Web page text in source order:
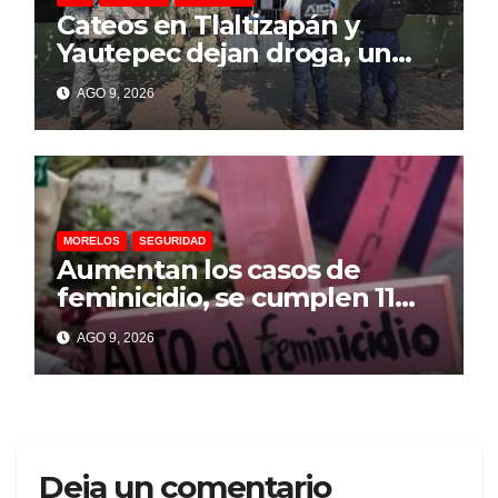
Cateos en Tlaltizapán y
Yautepec dejan droga, un
arma artesanal y
motocicletas desvalijadas
AGO 9, 2026
MORELOS SEGURIDAD
Aumentan los casos de
feminicidio, se cumplen 11
años de la Alerta de Violencia
de Género y no funciona por
omisiones: CIDH
AGO 9, 2026
Deja un comentario